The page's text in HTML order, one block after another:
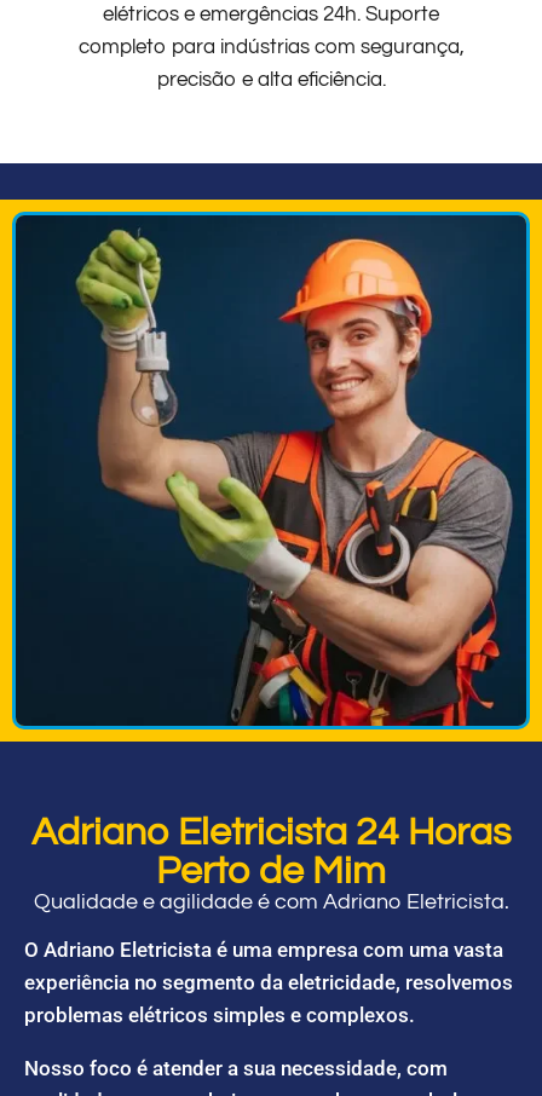
elétricos e emergências 24h. Suporte
completo para indústrias com segurança,
precisão e alta eficiência.
Adriano Eletricista 24 Horas
Perto de Mim
Qualidade e agilidade é com Adriano Eletricista.
O Adriano Eletricista é uma empresa com uma vasta
experiência no segmento da eletricidade, resolvemos
problemas elétricos simples e complexos.
Nosso foco é atender a sua necessidade, com